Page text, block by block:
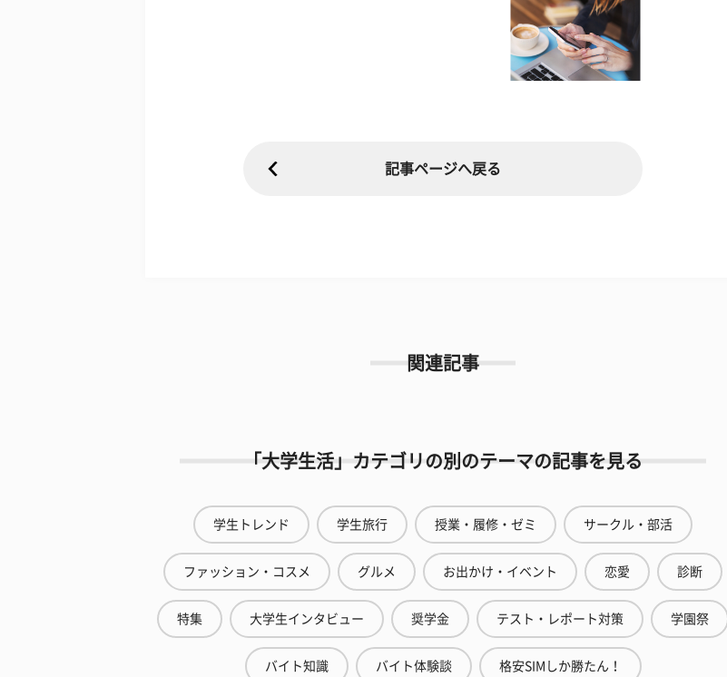
記事ページへ戻る
関連記事
「大学生活」カテゴリの別のテーマの記事を見る
学生トレンド 学生旅行 授業・履修・ゼミ サークル・部活
ファッション・コスメ グルメ お出かけ・イベント 恋愛 診断
特集 大学生インタビュー 奨学金 テスト・レポート対策 学園祭
バイト知識 バイト体験談 格安SIMしか勝たん！